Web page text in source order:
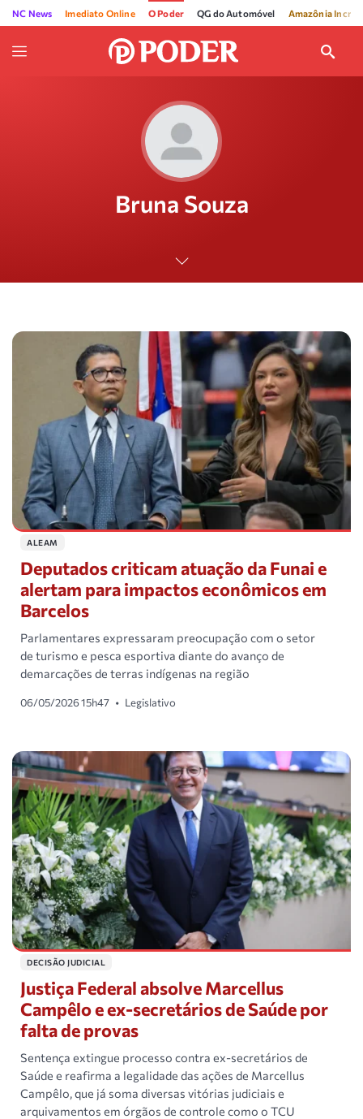
NC News Imediato Online O Poder QG do Automóvel Amazônia
Bruna Souza
ALEAM
Deputados criticam atuação da Funai e
alertam para impactos econômicos em
Barcelos
Parlamentares expressaram preocupação com o setor
de turismo e pesca esportiva diante do avanço de
demarcações de terras indígenas na região
06/05/2026 15h47 • Legislativo
DECISÃO JUDICIAL
Justiça Federal absolve Marcellus
Campêlo e ex-secretários de Saúde por
falta de provas
Sentença extingue processo contra ex-secretários de
Saúde e reafirma a legalidade das ações de Marcellus
Campêlo, que já soma diversas vitórias judiciais e
arquivamentos em órgãos de controle como o TCU